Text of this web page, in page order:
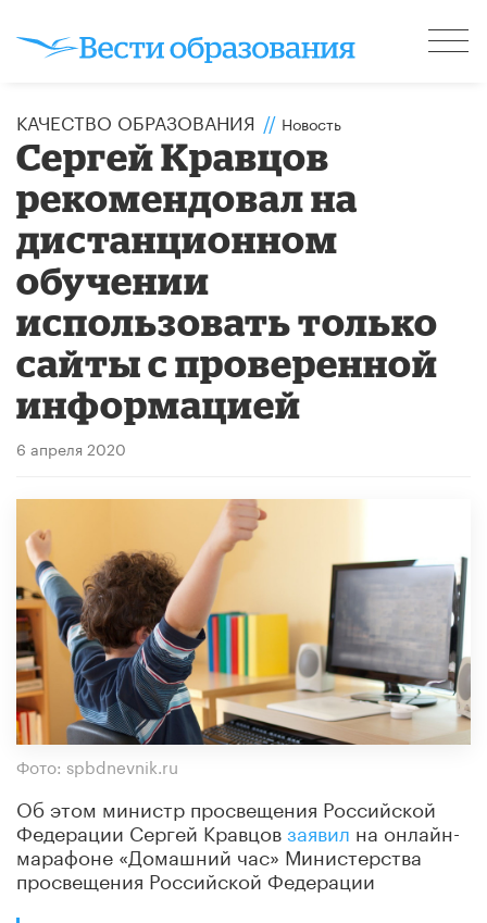
КАЧЕСТВО ОБРАЗОВАНИЯ // Новость
Сергей Кравцов
рекомендовал на
дистанционном
обучении
использовать только
сайты с проверенной
информацией
6 апреля 2020
Фото: spbdnevnik.ru
Об этом министр просвещения Российской
Федерации Сергей Кравцовзаявил на онлайн-
марафоне «Домашний час» Министерства
просвещения Российской Федерации